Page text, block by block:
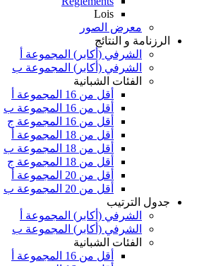
Lois
معرض الصور
الرزنامة و النتائج
الشرفي (أكابر) المجموعة أ
الشرفي (أكابر) المجموعة ب
الفئات الشبانية
أقل من 16 المجموعة أ
أقل من 16 المجموعة ب
أقل من 16 المجموعة ج
أقل من 18 المجموعة أ
أقل من 18 المجموعة ب
أقل من 18 المجموعة ج
أقل من 20 المجموعة أ
أقل من 20 المجموعة ب
جدول الترتيب
الشرفي (أكابر) المجموعة أ
الشرفي (أكابر) المجموعة ب
الفئات الشبانية
أقل من 16 المجموعة أ